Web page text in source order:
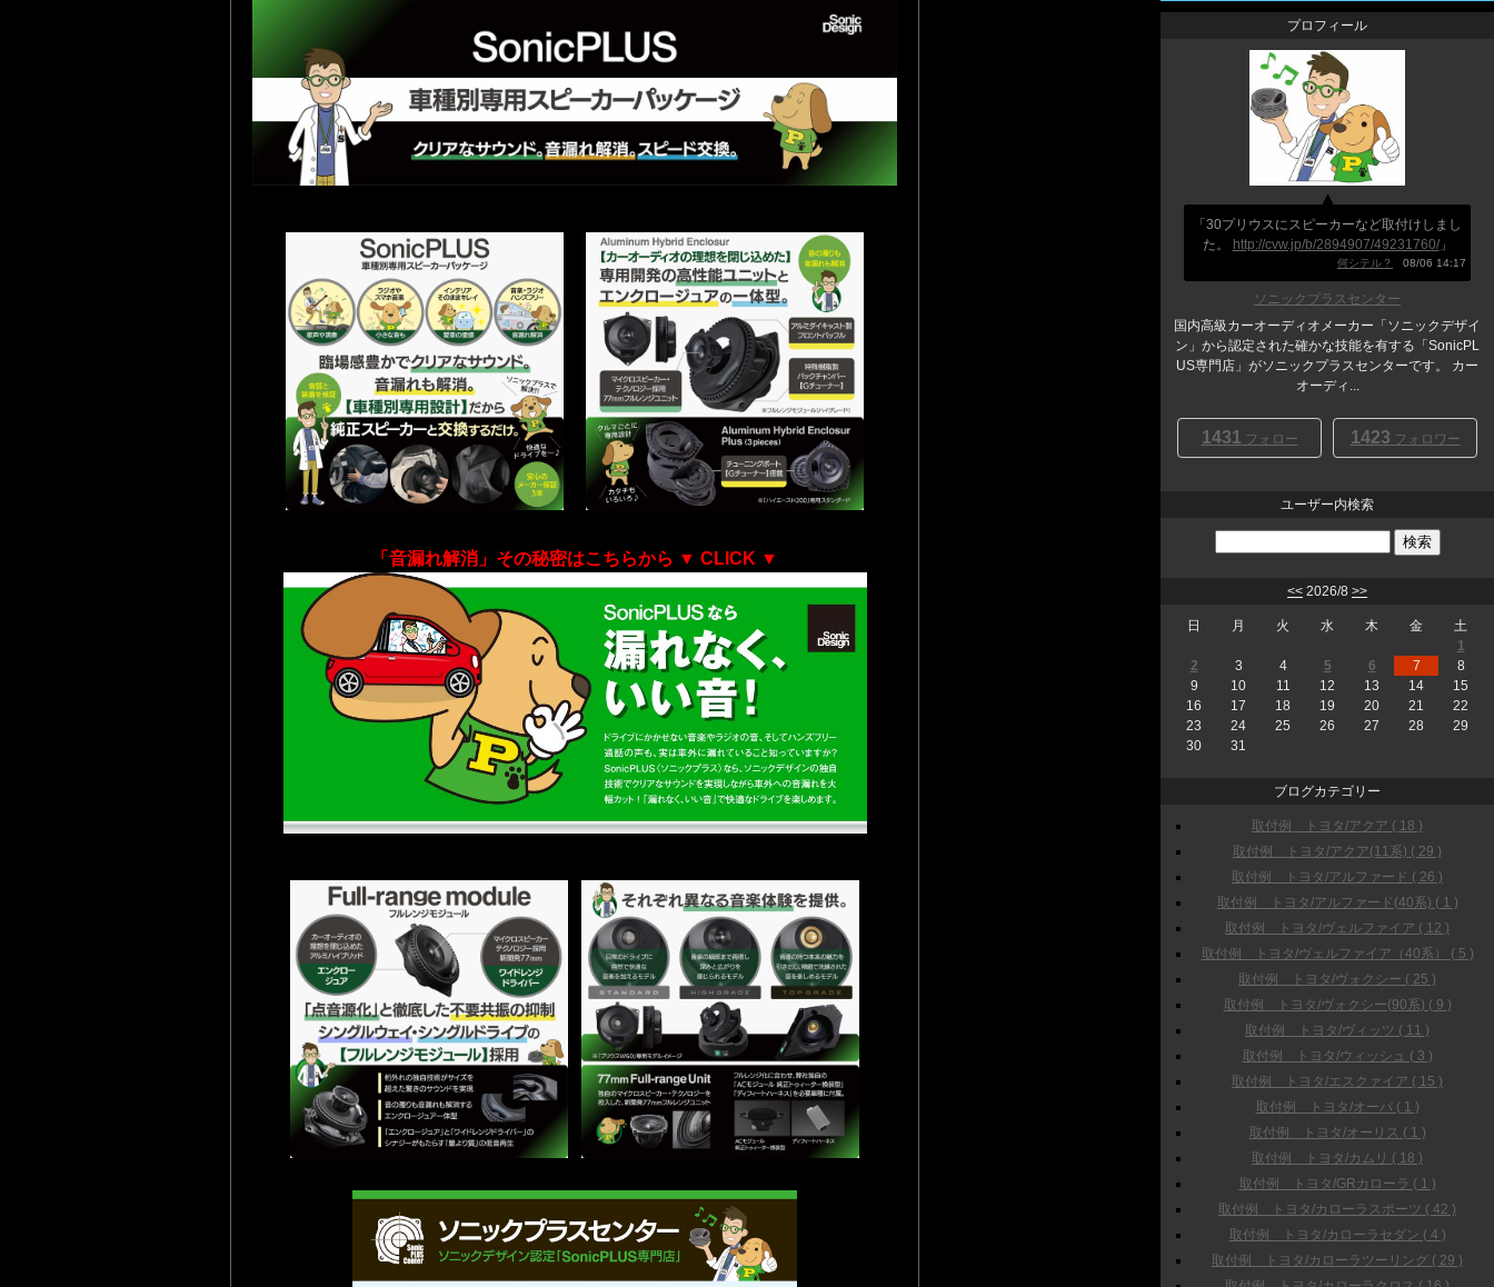
「音漏れ解消」その秘密はこちらから ▼ CLICK ▼
プロフィール
「30プリウスにスピーカーなど取付けしまし
た。
http://cvw.jp/b/2894907/49231760/」
何シテル？ 08/06 14:17
ソニックプラスセンター
国内高級カーオーディオメーカー「ソニックデザイ
ン」から認定された確かな技能を有する「SonicPL
US専門店」がソニックプラスセンターです。 カー
オーディ...
1431 フォロー 1423 フォロワー
ユーザー内検索
<< 2026/8 >>
日 月 火 水 木 金
土
1
2
3 4 5 6 7
8
9
10 11 12 13 14
15
16
17 18 19 20 21
22
23
24 25 26 27 28
29
30
31
ブログカテゴリー
取付例 トヨタ/アクア ( 18 )
取付例 トヨタ/アクア(11系) ( 29 )
取付例 トヨタ/アルファード ( 26 )
取付例 トヨタ/アルファード(40系) ( 1 )
取付例 トヨタ/ヴェルファイア ( 12 )
取付例 トヨタ/ヴェルファイア（40系） ( 5 )
取付例 トヨタ/ヴォクシー ( 25 )
取付例 トヨタ/ヴォクシー(90系) ( 9 )
取付例 トヨタ/ヴィッツ ( 11 )
取付例 トヨタ/ウィッシュ ( 3 )
取付例 トヨタ/エスクァイア ( 15 )
取付例 トヨタ/オーパ ( 1 )
取付例 トヨタ/オーリス ( 1 )
取付例 トヨタ/カムリ ( 18 )
取付例 トヨタ/GRカローラ ( 1 )
取付例 トヨタ/カローラスポーツ ( 42 )
取付例 トヨタ/カローラセダン ( 4 )
取付例 トヨタ/カローラツーリング ( 29 )